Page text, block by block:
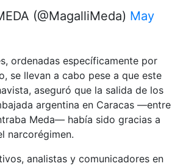
(@MagalliMeda) May
ordenadas específicamente por
se llevan a cabo pese a que este
aseguró que la salida de los
argentina en Caracas —entre
Meda— había sido gracias a
narcorégimen.
analistas y comunicadores en